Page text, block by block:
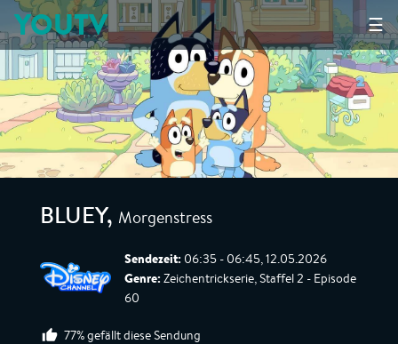
☰
YOUTV
BLUEY, Morgenstress
Sendezeit: 06:35 - 06:45, 12.05.2026
Genre: Zeichentrickserie, Staffel 2 - Episode
60
77% gefällt diese Sendung